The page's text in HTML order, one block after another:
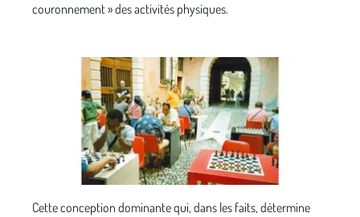
couronnement » des activités physiques.
Cette conception dominante qui, dans les faits, détermine